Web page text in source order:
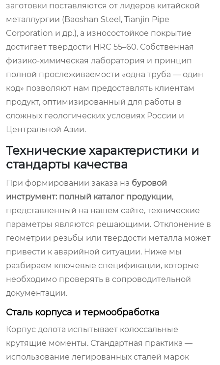
заготовки поставляются от лидеров китайской
металлургии (Baoshan Steel, Tianjin Pipe
Corporation и др.), а износостойкое покрытие
достигает твердости HRC 55–60. Собственная
физико-химическая лаборатория и принцип
полной прослеживаемости «одна труба — один
код» позволяют нам предоставлять клиентам
продукт, оптимизированный для работы в
сложных геологических условиях России и
Центральной Азии.
Технические характеристики и
стандарты качества
При формировании заказа на буровой
инструмент: полный каталог продукции,
представленный на нашем сайте, технические
параметры являются решающими. Отклонение в
геометрии резьбы или твердости металла может
привести к аварийной ситуации. Ниже мы
разбираем ключевые спецификации, которые
необходимо проверять в сопроводительной
документации.
Сталь корпуса и термообработка
Корпус долота испытывает колоссальные
крутящие моменты. Стандартная практика —
использование легированных сталей марок